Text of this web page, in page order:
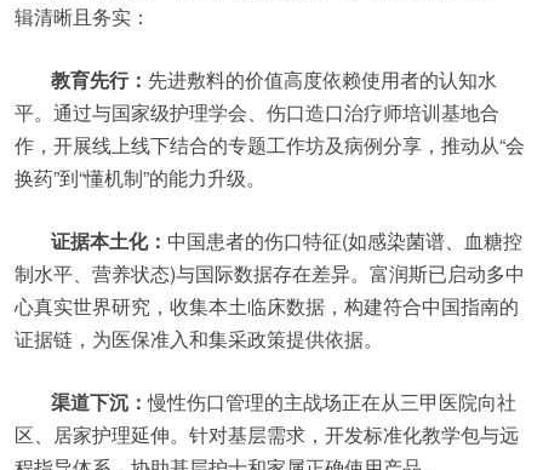
辑清晰且务实：
教育先行： 先进敷料的价值高度依赖使用者的认知水
平。通过与国家级护理学会、伤口造口治疗师培训基地合
作，开展线上线下结合的专题工作坊及病例分享，推动从“会
换药”到“懂机制”的能力升级。
证据本土化： 中国患者的伤口特征(如感染菌谱、血糖控
制水平、营养状态)与国际数据存在差异。富润斯已启动多中
心真实世界研究，收集本土临床数据，构建符合中国指南的
证据链，为医保准入和集采政策提供依据。
渠道下沉：慢性伤口管理的主战场正在从三甲医院向社
区、居家护理延伸。针对基层需求，开发标准化教学包与远